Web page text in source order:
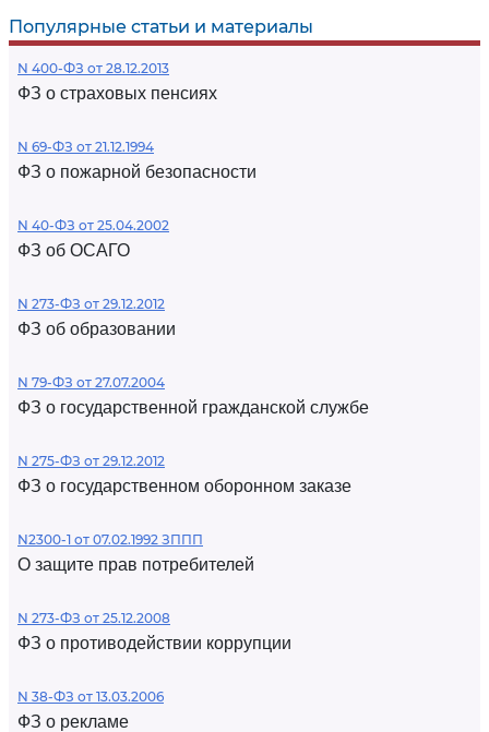
Популярные статьи и материалы
N 400-ФЗ от 28.12.2013
ФЗ о страховых пенсиях
N 69-ФЗ от 21.12.1994
ФЗ о пожарной безопасности
N 40-ФЗ от 25.04.2002
ФЗ об ОСАГО
N 273-ФЗ от 29.12.2012
ФЗ об образовании
N 79-ФЗ от 27.07.2004
ФЗ о государственной гражданской службе
N 275-ФЗ от 29.12.2012
ФЗ о государственном оборонном заказе
N2300-1 от 07.02.1992 ЗППП
О защите прав потребителей
N 273-ФЗ от 25.12.2008
ФЗ о противодействии коррупции
N 38-ФЗ от 13.03.2006
ФЗ о рекламе